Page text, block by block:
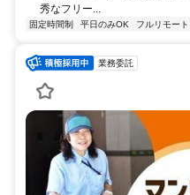
秀なフリー...
固定時間制 平日のみOK フルリモート
業務委託